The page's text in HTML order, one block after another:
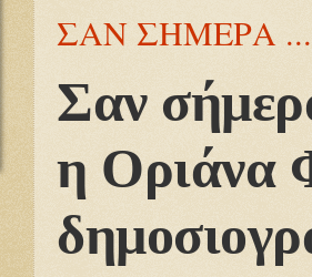
ΣΑΝ ΣΗΜΕΡΑ
Σαν
η Οριάνα